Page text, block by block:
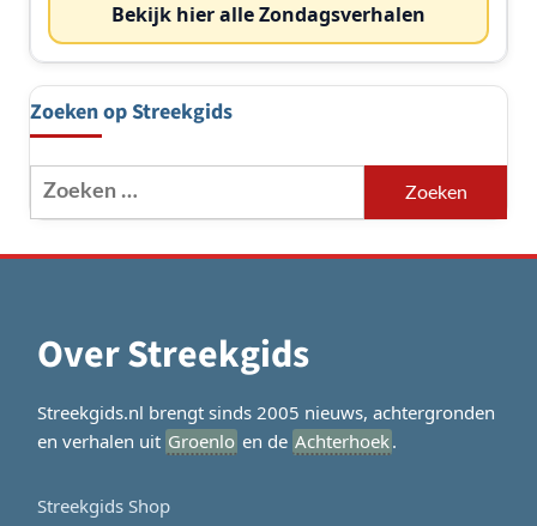
Bekijk hier alle Zondagsverhalen
Zoeken op Streekgids
Zoeken
naar:
Over Streekgids
Streekgids.nl brengt sinds 2005 nieuws, achtergronden
en verhalen uit Groenlo en de Achterhoek.
Streekgids Shop